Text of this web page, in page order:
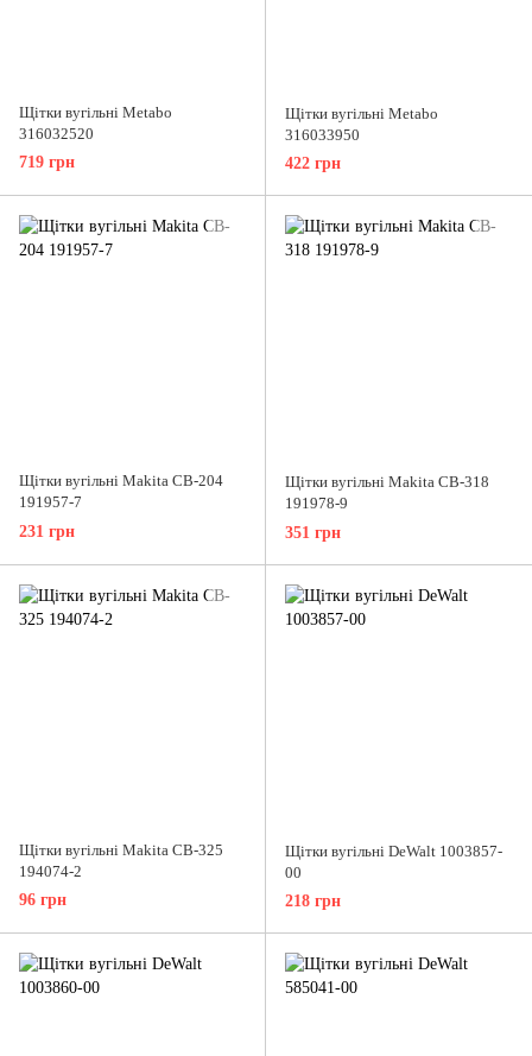
Щітки вугільні Metabo
316032520
719 грн
Щітки вугільні Metabo
316033950
422 грн
Щітки вугільні Makita CB-204
191957-7
231 грн
Щітки вугільні Makita CB-318
191978-9
351 грн
Щітки вугільні Makita CB-325
194074-2
96 грн
Щітки вугільні DeWalt 1003857-
00
218 грн